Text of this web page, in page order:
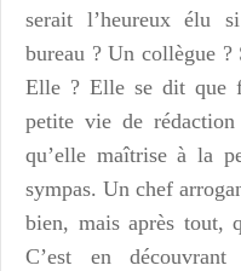
serait l’heureux élu
bureau ? Un collègue
Elle ? Elle se dit que
petite vie de
qu’elle maîtrise à la
sympas. Un chef
bien, mais après tout,
C’est en découvrant